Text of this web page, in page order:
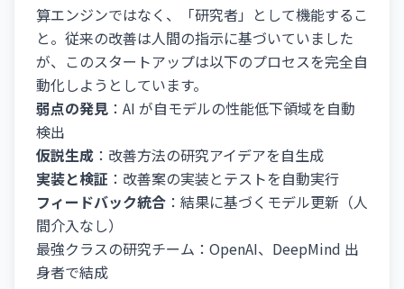
算エンジンではなく、「研究者」として機能するこ
と。従来の改善は人間の指示に基づいていました
が、このスタートアップは以下のプロセスを完全自
動化しようとしています。
弱点の発見 ：AI が自モデルの性能低下領域を自動
検出
仮説生成 ：改善方法の研究アイデアを自生成
実装と検証 ：改善案の実装とテストを自動実行
フィードバック統合 ：結果に基づくモデル更新（人
間介入なし）
最強クラスの研究チーム：OpenAI、DeepMind 出
身者で結成